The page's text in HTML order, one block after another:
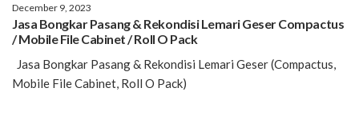
December 9, 2023
Jasa Bongkar Pasang & Rekondisi Lemari Geser Compactus
/ Mobile File Cabinet / Roll O Pack
Jasa Bongkar Pasang & Rekondisi Lemari Geser (Compactus,
Mobile File Cabinet, Roll O Pack)